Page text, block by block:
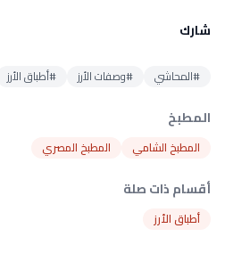
شارك
#المحاشي #وصفات الأرز #أطباق الأرز
المطبخ
المطبخ الشامي المطبخ المصري
أقسام ذات صلة
أطباق الأرز